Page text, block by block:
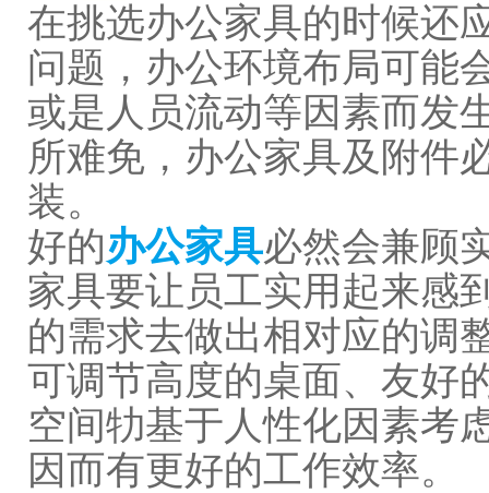
在挑选办公家具的时候还
问题，办公环境布局可能
或是人员流动等因素而发
所难免，办公家具及附件
装。
好的办公家具必然会兼顾
家具要让员工实用起来感
的需求去做出相对应的调
可调节高度的桌面、友好
空间牞基于人性化因素考
因而有更好的工作效率。